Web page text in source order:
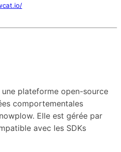
plateforme open-source
comportementales
Elle est gérée par
avec les SDKs